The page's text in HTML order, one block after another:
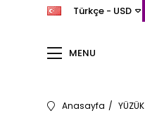
MENU
Türkçe - USD
Anasayfa YÜZÜK